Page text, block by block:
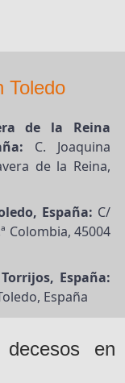
Toledo
de la Reina
C. Joaquina
de la Reina,
España: C/
Colombia, 45004
España:
España
en